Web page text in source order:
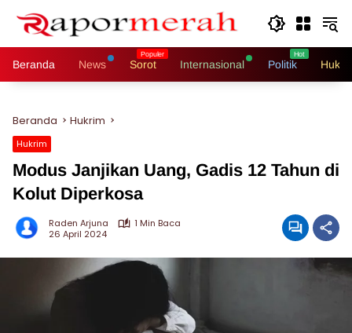
Beranda News Sorot Internasional Politik
Beranda Hukrim
Hukrim
Modus Janjikan Uang, Gadis 12 Tahun di
Kolut Diperkosa
Raden Arjuna
1 Min Baca
26 April 2024